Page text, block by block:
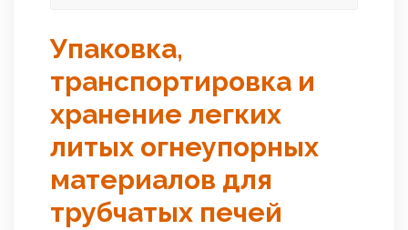
Упаковка,
транспортировка и
хранение легких
литых огнеупорных
материалов для
трубчатых печей